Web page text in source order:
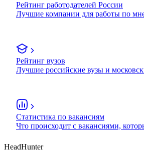
Рейтинг работодателей России
Лучшие компании для работы по
Рейтинг вузов
Лучшие российские вузы и
Статистика по вакансиям
Что происходит с вакансиями,
HeadHunter